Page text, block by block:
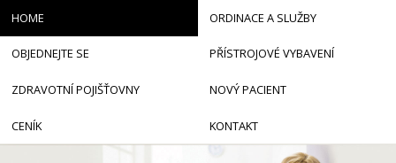
HOME ORDINACE A SLUŽBY
OBJEDNEJTE SE PŘÍSTROJOVÉ VYBAVENÍ
ZDRAVOTNÍ POJIŠŤOVNY NOVÝ PACIENT
CENÍK KONTAKT